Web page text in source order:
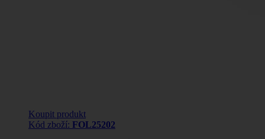
Koupit produkt
Kód zboží: FOL25202